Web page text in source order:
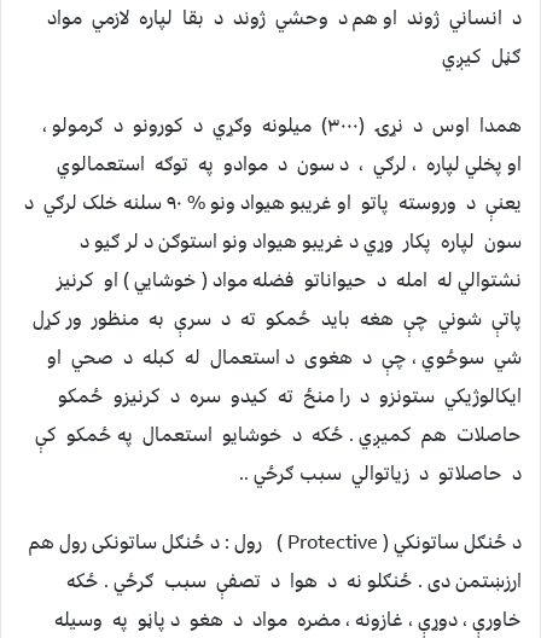
د انساني ژوند او هم د وحشي ژوند د بقا لپاره لازمي مواد
ګڼل کيږي
همدا اوس د نړۍ (٣٠٠٠) ميلونه وګړي د کورونو د ګرمولو ،
او پخلي لپاره ، لرګي ، د سون د موادو په توګه استعمالوي
يعنې د وروسته پاتو او غريبو هيواد ونو % ٩٠ سلنه خلک لرګي د
سون لپاره پکار وړي د غريبو هيواد ونو استوګن د لر ګيو د
نشتوالي له امله د حيواناتو فضله مواد ( خوشايي ) او کرنيز
پاتې شوني چې هغه بايد ځمکو ته د سرې به منظور ور کړل
شي سوځوي ، چې د هغوی د استعمال له کبله د صحي او
ايکالوژيکي ستونزو د را منځ ته کيدو سره د کرنيزو ځمکو
حاصلات هم کميږي . ځکه د خوشايو استعمال په ځمکو کې
د حاصلاتو د زياتوالي سبب ګرځي ..
د ځنګل ساتونکي ( Protective ) رول : د ځنګل ساتونکی رول هم
ارزښتمن دی . ځنګلو نه د هوا د تصفې سبب ګرځي . ځکه
خاورې ، دوړې ، غازونه ، مضره مواد د هغو د پاڼو په وسيله